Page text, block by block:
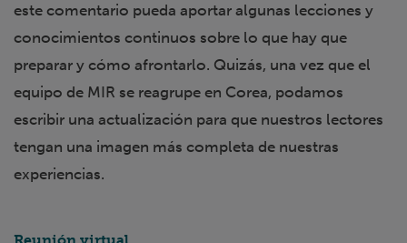
este comentario pueda aportar algunas lecciones y
conocimientos continuos sobre lo que hay que
preparar y cómo afrontarlo. Quizás, una vez que el
equipo de MIR se reagrupe en Corea, podamos
escribir una actualización para que nuestros lectores
tengan una imagen más completa de nuestras
experiencias.